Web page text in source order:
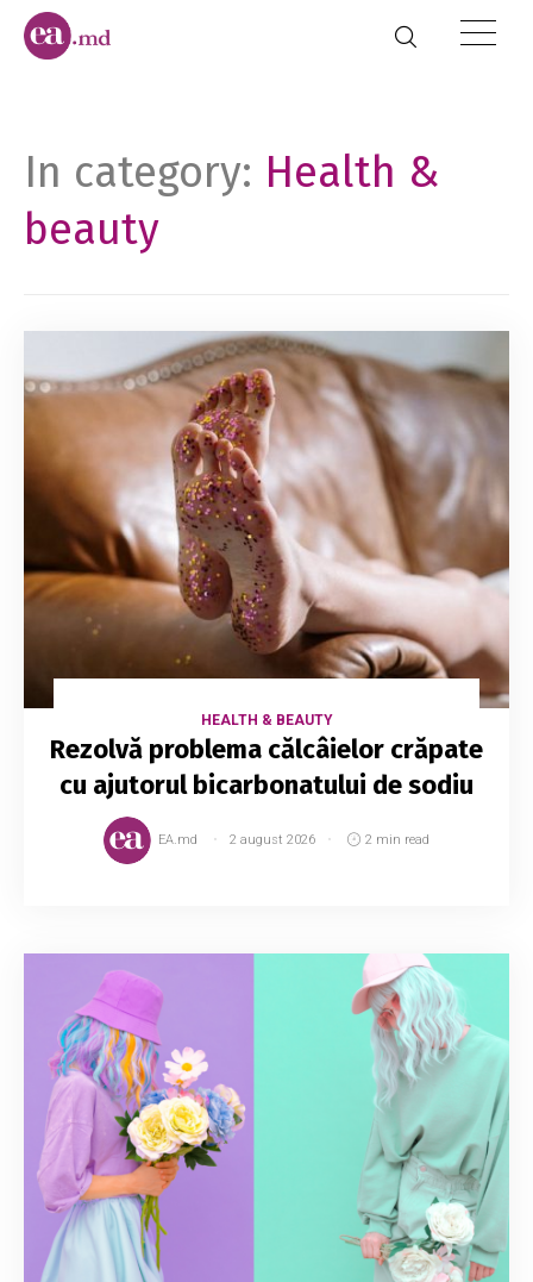
In category: Health &
beauty
HEALTH & BEAUTY
Rezolvă problema călcâielor crăpate
cu ajutorul bicarbonatului de sodiu
EA.md 2 august 2026 2 min read